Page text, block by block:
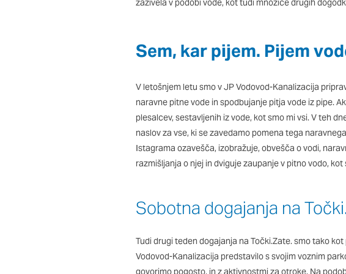
zaživela v podobi vode, kot tudi množice drugih
Sem, kar pijem. Pijem
V letošnjem letu smo v JP Vodovod-Kanalizacija
naravne pitne vode in spodbujanje pitja vode iz pipe.
plesalcev, sestavljenih iz vode, kot smo mi vsi. V teh
naslov za vse, ki se zavedamo pomena tega
Istagrama ozavešča, izobražuje, obvešča o vodi,
razmišljanja o njej in dviguje zaupanje v pitno vodo, kot
Sobotna dogajanja na
Tudi drugi teden dogajanja na Točki.Zate. smo tako
Vodovod-Kanalizacija predstavilo s svojim voznim
govorimo pogosto, in z aktivnostmi za otroke. Na
S temi piškotki štejemo obiske in
našega spletnega mesta. Z njimi
opazujemo, kako se obiskovalci
in anonimni. Če uporabo teh
izdelavo profila vaših interesov, ki ga
teh piškotkov, ne boste deležni